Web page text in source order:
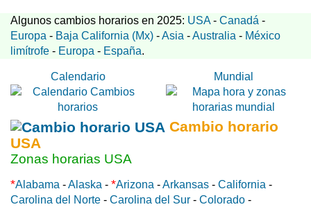
Algunos cambios horarios en 2025: USA- Canadá -
Europa - Baja California (Mx) -Asia -Australia - México
limítrofe - Europa - España.
Calendario Mundial
Cambio horario
USA
Zonas horarias USA
*Alabama -Alaska - *Arizona -Arkansas - California -
Carolina del Norte - Carolina del Sur - Colorado -